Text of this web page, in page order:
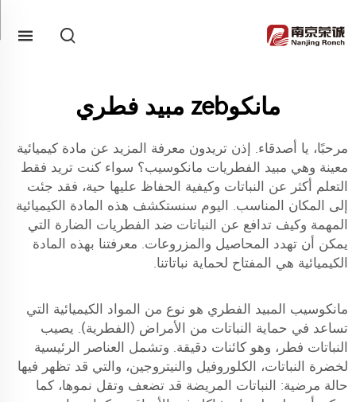
مانكوzeb مبيد فطري
مرحبًا، يا أصدقاء. إذن تريدون معرفة المزيد عن مادة كيميائية
معينة وهي مبيد الفطريات مانكوسيب؟ سواء كنت تريد فقط
التعلم أكثر عن النباتات وكيفية الحفاظ عليها حية، فقد جئت
إلى المكان المناسب. اليوم سنستكشف هذه المادة الكيميائية
المهمة وكيف تدافع عن النباتات ضد الفطريات الضارة التي
يمكن أن تهدد المحاصيل والمزروعات. معرفتنا بهذه المادة
الكيميائية هي المفتاح لحماية نباتاتنا.
مانكوسيب المبيد الفطري هو نوع من المواد الكيميائية التي
تساعد في حماية النباتات من الأمراض (الفطرية). يصيب
النباتات فطر، وهو كائنات دقيقة. وتشمل العناصر الرئيسية
لخضرة النباتات، الكلوروفيل والنيتروجين، والتي قد تظهر فيها
حالة مرضية: النباتات المريضة قد تضعف وتقل نموها، كما